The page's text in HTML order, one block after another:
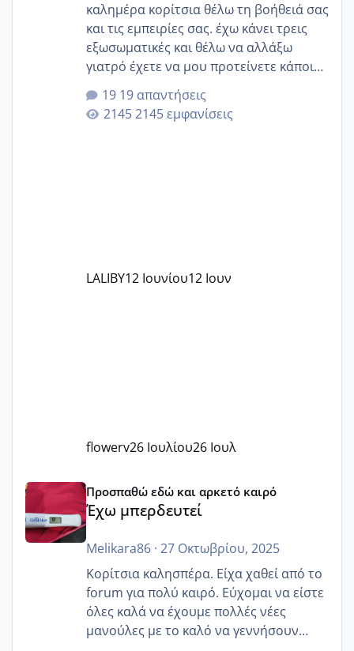
καλημέρα κορίτσια θέλω τη βοήθειά σας
και τις εμπειρίες σας. έχω κάνει τρεις
εξωσωματικές και θέλω να αλλάξω
γιατρό έχετε να μου προτείνετε κάποιον
που μείνατε ευχαριστημένες και είχατε
επιιτυχία? έκανα στο υγεία με τον
ζερβομανωλάκη (δεν το εψαξε καθόλου
19 απαντήσεις
2145 εμφανίσεις
LALIBY12 Ιουνίου12 Ιουν
flowerv26 Ιουλίου26 Ιουλ
Έχω μπερδευτεί
Προσπαθώ εδώ και αρκετό καιρό
Έχω μπερδευτεί
Melikara86· 27 Οκτωβρίου, 2025
Κορίτσια καλησπέρα. Είχα χαθεί από το
forum για πολύ καιρό. Εύχομαι να είστε
όλες καλά να έχουμε πολλές νέες
μανούλες με το καλό να γεννήσουν